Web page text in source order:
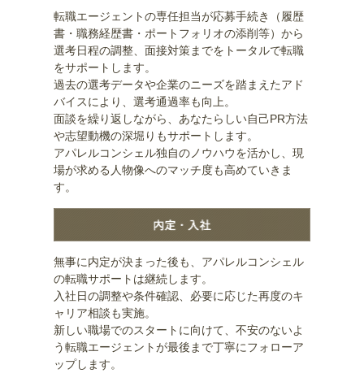
転職エージェントの専任担当が応募手続き（履歴
書・職務経歴書・ポートフォリオの添削等）から
選考日程の調整、面接対策までをトータルで転職
をサポートします。
過去の選考データや企業のニーズを踏まえたアド
バイスにより、選考通過率も向上。
面談を繰り返しながら、あなたらしい自己PR方法
や志望動機の深堀りもサポートします。
アパレルコンシェル独自のノウハウを活かし、現
場が求める人物像へのマッチ度も高めていきま
す。
無事に内定が決まった後も、アパレルコンシェル
の転職サポートは継続します。
入社日の調整や条件確認、必要に応じた再度のキ
ャリア相談も実施。
新しい職場でのスタートに向けて、不安のないよ
う転職エージェントが最後まで丁寧にフォローア
ップします。